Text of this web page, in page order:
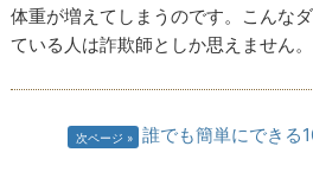
体重が増えてしまうのです。こんな
ている人は詐欺師としか思えません。
次ページ 誰でも簡単にできる